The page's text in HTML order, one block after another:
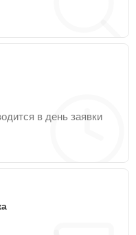
в день заявки